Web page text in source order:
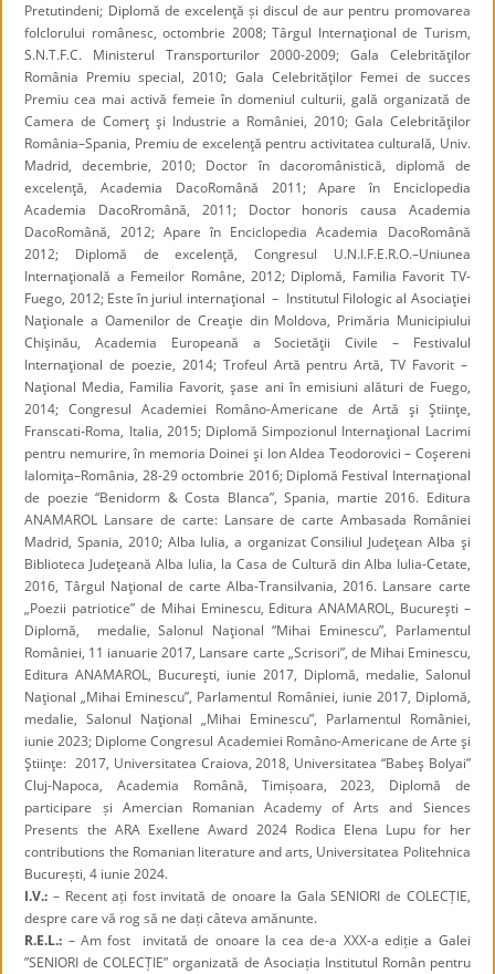
Pretutindeni; Diplomă de excelenţă și discul de aur pentru promovarea
folclorului românesc, octombrie 2008; Târgul Internaţional de Turism,
S.N.T.F.C. Ministerul Transporturilor 2000-2009; Gala Celebrităţilor
România Premiu special, 2010; Gala Celebrităţilor Femei de succes
Premiu cea mai activă femeie în domeniul culturii, gală organizată de
Camera de Comerţ şi Industrie a României, 2010; Gala Celebrităţilor
România–Spania, Premiu de excelenţă pentru activitatea culturală, Univ.
Madrid, decembrie, 2010; Doctor în dacoromânistică, diplomă de
excelenţă, Academia DacoRomână 2011; Apare în Enciclopedia
Academia DacoRromână, 2011; Doctor honoris causa Academia
DacoRomână, 2012; Apare în Enciclopedia Academia DacoRomână
2012; Diplomă de excelenţă, Congresul U.N.I.F.E.R.O.–Uniunea
Internaţională a Femeilor Române, 2012; Diplomă, Familia Favorit TV-
Fuego, 2012; Este în juriul internaţional – Institutul Filologic al Asociaţiei
Naţionale a Oamenilor de Creaţie din Moldova, Primăria Municipiului
Chişinău, Academia Europeană a Societăţii Civile – Festivalul
Internaţional de poezie, 2014; Trofeul Artă pentru Artă, TV Favorit –
Naţional Media, Familia Favorit, şase ani în emisiuni alături de Fuego,
2014; Congresul Academiei Româno-Americane de Artă şi Ştiinţe,
Franscati-Roma, Italia, 2015; Diplomă Simpozionul Internaţional Lacrimi
pentru nemurire, în memoria Doinei şi Ion Aldea Teodorovici – Coşereni
Ialomiţa–România, 28-29 octombrie 2016; Diplomă Festival Internaţional
de poezie “Benidorm & Costa Blanca”, Spania, martie 2016. Editura
ANAMAROL Lansare de carte: Lansare de carte Ambasada României
Madrid, Spania, 2010; Alba Iulia, a organizat Consiliul Judeţean Alba şi
Biblioteca Judeţeană Alba Iulia, la Casa de Cultură din Alba Iulia-Cetate,
2016, Târgul Naţional de carte Alba-Transilvania, 2016. Lansare carte
„Poezii patriotice” de Mihai Eminescu, Editura ANAMAROL, Bucureşti –
Diplomă, medalie, Salonul Naţional “Mihai Eminescu”, Parlamentul
României, 11 ianuarie 2017, Lansare carte „Scrisori”, de Mihai Eminescu,
Editura ANAMAROL, Bucureşti, iunie 2017, Diplomă, medalie, Salonul
Naţional „Mihai Eminescu”, Parlamentul României, iunie 2017, Diplomă,
medalie, Salonul Naţional „Mihai Eminescu”, Parlamentul României,
iunie 2023; Diplome Congresul Academiei Româno-Americane de Arte şi
Ştiinţe: 2017, Universitatea Craiova, 2018, Universitatea “Babeş Bolyai”
Cluj-Napoca, Academia Română, Timișoara, 2023, Diplomă de
participare și Amercian Romanian Academy of Arts and Siences
Presents the ARA Exellene Award 2024 Rodica Elena Lupu for her
contributions the Romanian literature and arts, Universitatea Politehnica
București, 4 iunie 2024.
I.V.: – Recent ați fost invitată de onoare la Gala SENIORI de COLECȚIE,
despre care vă rog să ne dați câteva amănunte.
R.E.L.: – Am fost invitată de onoare la cea de-a XXX-a ediție a Galei
”SENIORI de COLECȚIE” organizată de Asociația Institutul Român pentru